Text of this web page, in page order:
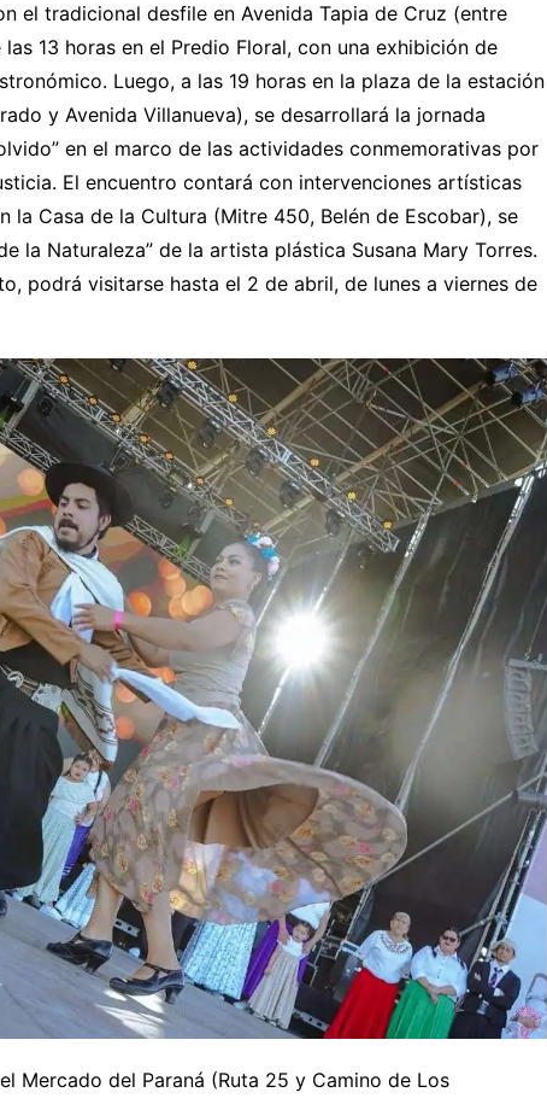
el tradicional desfile en Avenida Tapia de Cruz (entre
13 horas en el Predio Floral, con una exhibición de
Luego, a las 19 horas en la plaza de la estación
y Avenida Villanueva), se desarrollará la jornada
en el marco de las actividades conmemorativas por
El encuentro contará con intervenciones artísticas
la Casa de la Cultura (Mitre 450, Belén de Escobar), se
la Naturaleza” de la artista plástica Susana Mary Torres.
podrá visitarse hasta el 2 de abril, de lunes a viernes de
Mercado del Paraná (Ruta 25 y Camino de Los